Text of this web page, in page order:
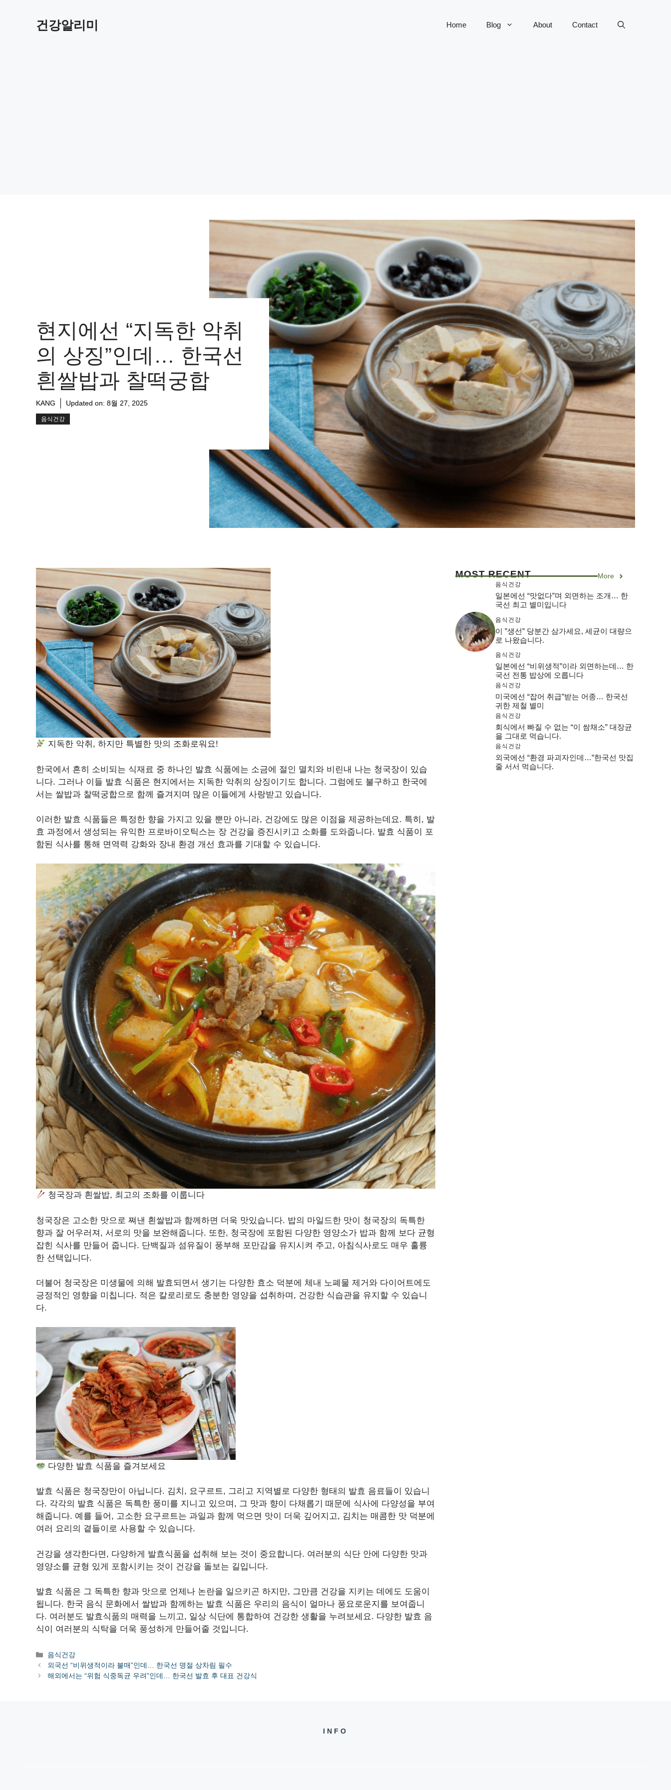
건강알리미 Home Blog About Contact
현지에선 “지독한 악취
의 상징”인데… 한국선
흰쌀밥과 찰떡궁합
KANG Updated on: 8월 27, 2025
음식건강
지독한 악취, 하지만 특별한 맛의 조화로워요!
한국에서 흔히 소비되는 식재료 중 하나인 발효 식품에는 소금에 절인 멸치와 비린내 나는 청국장이 있습
니다. 그러나 이들 발효 식품은 현지에서는 지독한 악취의 상징이기도 합니다. 그럼에도 불구하고 한국에
서는 쌀밥과 찰떡궁합으로 함께 즐겨지며 많은 이들에게 사랑받고 있습니다.
이러한 발효 식품들은 특정한 향을 가지고 있을 뿐만 아니라, 건강에도 많은 이점을 제공하는데요. 특히, 발
효 과정에서 생성되는 유익한 프로바이오틱스는 장 건강을 증진시키고 소화를 도와줍니다. 발효 식품이 포
함된 식사를 통해 면역력 강화와 장내 환경 개선 효과를 기대할 수 있습니다.
청국장과 흰쌀밥, 최고의 조화를 이룹니다
청국장은 고소한 맛으로 쪄낸 흰쌀밥과 함께하면 더욱 맛있습니다. 밥의 마일드한 맛이 청국장의 독특한
향과 잘 어우러져, 서로의 맛을 보완해줍니다. 또한, 청국장에 포함된 다양한 영양소가 밥과 함께 보다 균형
잡힌 식사를 만들어 줍니다. 단백질과 섬유질이 풍부해 포만감을 유지시켜 주고, 아침식사로도 매우 훌륭
한 선택입니다.
더불어 청국장은 미생물에 의해 발효되면서 생기는 다양한 효소 덕분에 체내 노폐물 제거와 다이어트에도
긍정적인 영향을 미칩니다. 적은 칼로리로도 충분한 영양을 섭취하며, 건강한 식습관을 유지할 수 있습니
다.
다양한 발효 식품을 즐겨보세요
발효 식품은 청국장만이 아닙니다. 김치, 요구르트, 그리고 지역별로 다양한 형태의 발효 음료들이 있습니
다. 각각의 발효 식품은 독특한 풍미를 지니고 있으며, 그 맛과 향이 다채롭기 때문에 식사에 다양성을 부여
해줍니다. 예를 들어, 고소한 요구르트는 과일과 함께 먹으면 맛이 더욱 깊어지고, 김치는 매콤한 맛 덕분에
여러 요리의 곁들이로 사용할 수 있습니다.
건강을 생각한다면, 다양하게 발효식품을 섭취해 보는 것이 중요합니다. 여러분의 식단 안에 다양한 맛과
영양소를 균형 있게 포함시키는 것이 건강을 돌보는 길입니다.
발효 식품은 그 독특한 향과 맛으로 언제나 논란을 일으키곤 하지만, 그만큼 건강을 지키는 데에도 도움이
됩니다. 한국 음식 문화에서 쌀밥과 함께하는 발효 식품은 우리의 음식이 얼마나 풍요로운지를 보여줍니
다. 여러분도 발효식품의 매력을 느끼고, 일상 식단에 통합하여 건강한 생활을 누려보세요. 다양한 발효 음
식이 여러분의 식탁을 더욱 풍성하게 만들어줄 것입니다.
카
테
고
음식건강
외국선 “비위생적이라 불매”인데… 한국선 명절 상차림 필수
해외에서는 “위험 식중독균 우려”인데… 한국선 발효 후 대표 건강식
MOST RECENT More
음식건강
일본에선 “맛없다”며 외면하는 조개… 한
국선 최고 별미입니다
음식건강
이 ”생선” 당분간 삼가세요, 세균이 대량으
로 나왔습니다.
음식건강
일본에선 “비위생적”이라 외면하는데… 한
국선 전통 밥상에 오릅니다
음식건강
미국에선 “잡어 취급”받는 어종… 한국선
귀한 제철 별미
음식건강
회식에서 빠질 수 없는 “이 쌈채소” 대장균
을 그대로 먹습니다.
음식건강
외국에선 “환경 파괴자인데…”한국선 맛집
줄 서서 먹습니다.
INFO